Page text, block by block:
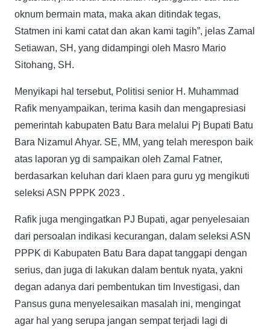
oknum bermain mata, maka akan ditindak tegas,
Statmen ini kami catat dan akan kami tagih”, jelas Zamal
Setiawan, SH, yang didampingi oleh Masro Mario
Sitohang, SH.
Menyikapi hal tersebut, Politisi senior H. Muhammad
Rafik menyampaikan, terima kasih dan mengapresiasi
pemerintah kabupaten Batu Bara melalui Pj Bupati Batu
Bara Nizamul Ahyar. SE, MM, yang telah merespon baik
atas laporan yg di sampaikan oleh Zamal Fatner,
berdasarkan keluhan dari klaen para guru yg mengikuti
seleksi ASN PPPK 2023 .
Rafik juga mengingatkan PJ Bupati, agar penyelesaian
dari persoalan indikasi kecurangan, dalam seleksi ASN
PPPK di Kabupaten Batu Bara dapat tanggapi dengan
serius, dan juga di lakukan dalam bentuk nyata, yakni
degan adanya dari pembentukan tim Investigasi, dan
Pansus guna menyelesaikan masalah ini, mengingat
agar hal yang serupa jangan sempat terjadi lagi di